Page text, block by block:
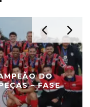
DO
– FASE